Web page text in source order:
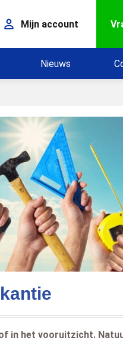
Mijn account
Nieuws
in het vooruitzicht.